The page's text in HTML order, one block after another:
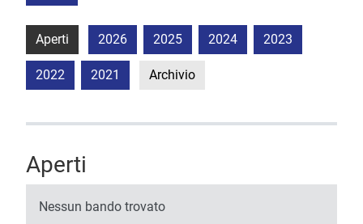
Aperti 2026 2025 2024 2023
2022 2021 Archivio
Aperti
Nessun bando trovato